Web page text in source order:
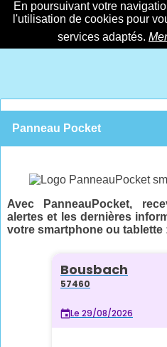
En poursuivant votre
l'utilisation de cookies pour
services adaptés.
Panneau Pocket
Avec PanneauPocket,
alertes et les dernières
votre smartphone ou tablette